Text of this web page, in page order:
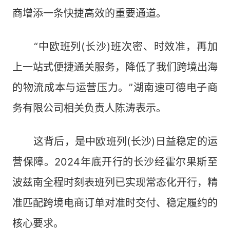
商增添一条快捷高效的重要通道。
“中欧班列(长沙)班次密、时效准，再加
上一站式便捷通关服务，降低了我们跨境出海
的物流成本与运营压力。”湖南速可德电子商
务有限公司相关负责人陈涛表示。
这背后，是中欧班列(长沙)日益稳定的运
营保障。2024年底开行的长沙经霍尔果斯至
波兹南全程时刻表班列已实现常态化开行，精
准匹配跨境电商订单对准时交付、稳定履约的
核心要求。